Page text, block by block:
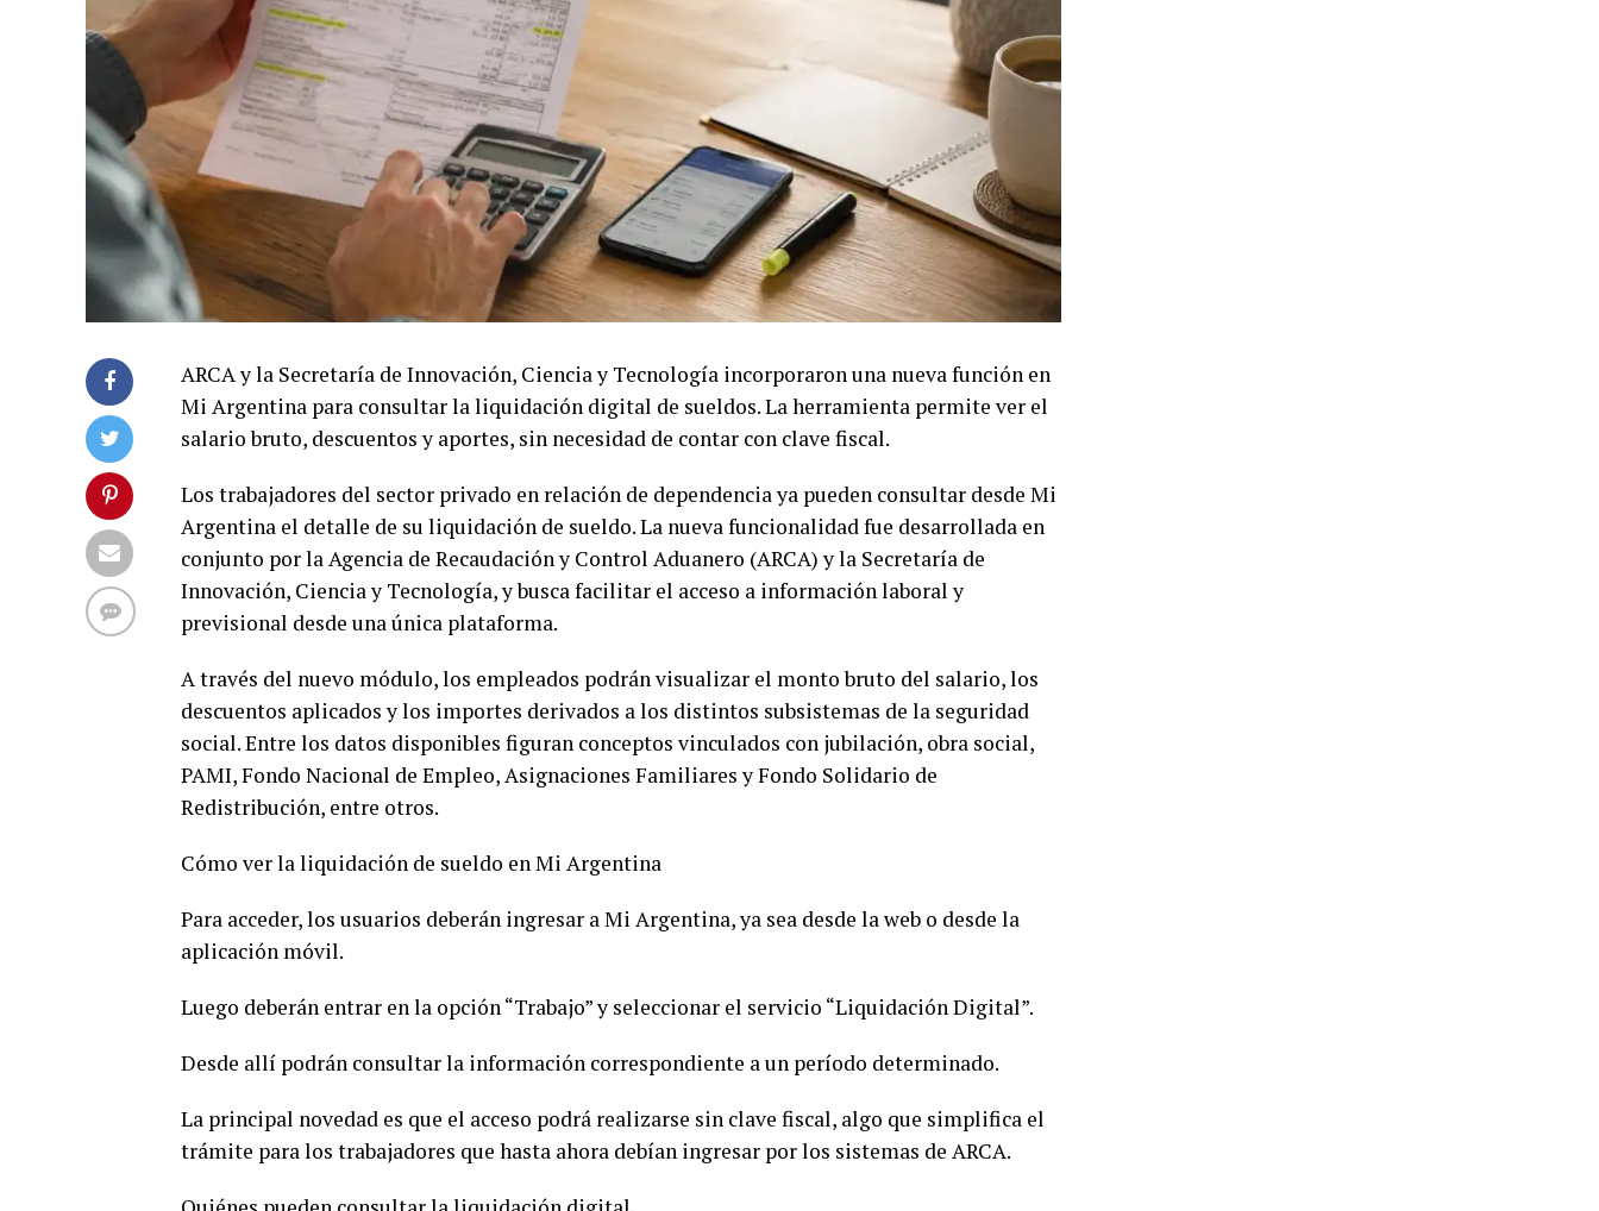
ARCA y la Secretaría de Innovación, Ciencia y Tecnología incorporaron una nueva función en
Mi Argentina para consultar la liquidación digital de sueldos. La herramienta permite ver el
salario bruto, descuentos y aportes, sin necesidad de contar con clave fiscal.
Los trabajadores del sector privado en relación de dependencia ya pueden consultar desde Mi
Argentina el detalle de su liquidación de sueldo. La nueva funcionalidad fue desarrollada en
conjunto por la Agencia de Recaudación y Control Aduanero (ARCA) y la Secretaría de
Innovación, Ciencia y Tecnología, y busca facilitar el acceso a información laboral y
previsional desde una única plataforma.
A través del nuevo módulo, los empleados podrán visualizar el monto bruto del salario, los
descuentos aplicados y los importes derivados a los distintos subsistemas de la seguridad
social. Entre los datos disponibles figuran conceptos vinculados con jubilación, obra social,
PAMI, Fondo Nacional de Empleo, Asignaciones Familiares y Fondo Solidario de
Redistribución, entre otros.
Cómo ver la liquidación de sueldo en Mi Argentina
Para acceder, los usuarios deberán ingresar a Mi Argentina, ya sea desde la web o desde la
aplicación móvil.
Luego deberán entrar en la opción “Trabajo” y seleccionar el servicio “Liquidación Digital”.
Desde allí podrán consultar la información correspondiente a un período determinado.
La principal novedad es que el acceso podrá realizarse sin clave fiscal, algo que simplifica el
trámite para los trabajadores que hasta ahora debían ingresar por los sistemas de ARCA.